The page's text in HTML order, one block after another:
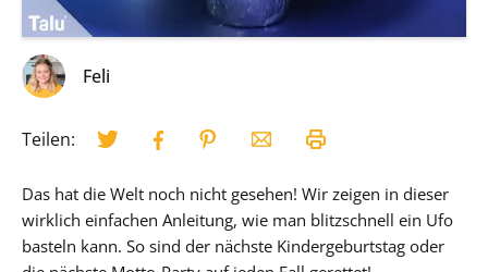
Feli
Teilen:
Das hat die Welt noch nicht gesehen! Wir zeigen in dieser
wirklich einfachen Anleitung, wie man blitzschnell ein Ufo
basteln kann. So sind der nächste Kindergeburtstag oder